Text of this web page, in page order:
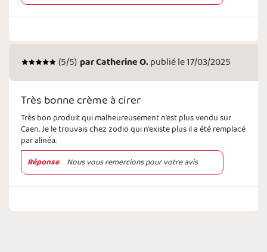
parCatherine O.publié le 17/03/2025
(5/5)
Très bonne crème à cirer
Très bon produit qui malheureusement n’est plus vendu sur
Caen. Je le trouvais chez zodio qui n’existe plus il a été remplacé
par alinéa.
Réponse Nous vous remercions pour votre avis